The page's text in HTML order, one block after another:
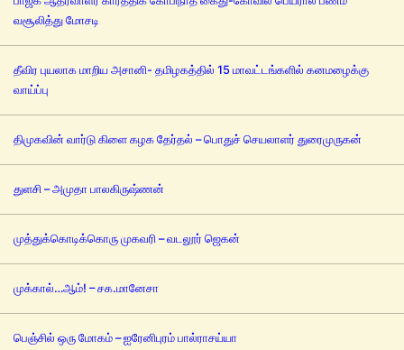
வசூலித்து மோசடி
தீவிர புயலாக மாறிய அசானி- தமிழகத்தில் 15 மாவட்டங்களில் கனமழைக்கு
வாய்ப்பு
திமுகவின் வார்டு கிளை கழக தேர்தல் – பொதுச் செயலாளர் துரைமுருகன்
துளசி – அமுதா பாலகிருஷ்ணன்
முத்துக்கொடிக்கொரு முகவரி – வடலூர் ஜெகன்
முக்கால்…ஆம்! – சக.மானேசா
பெஞ்சில் ஒரு மோகம் – ஐரேனிபுரம் பால்ராசய்யா